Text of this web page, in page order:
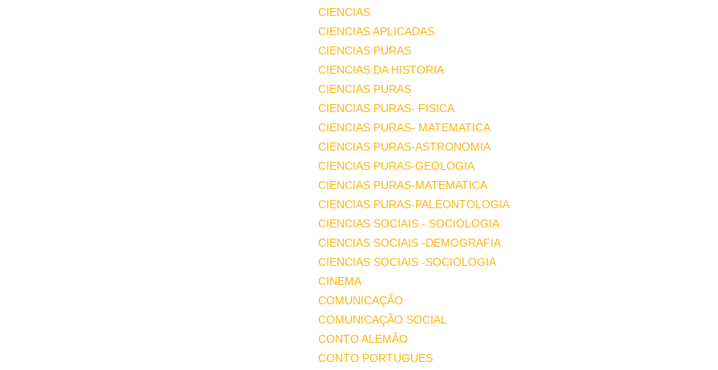
CIENCIAS
CIENCIAS APLICADAS
CIENCIAS PURAS
CIENCIAS DA HISTORIA
CIENCIAS PURAS
CIENCIAS PURAS- FISICA
CIENCIAS PURAS- MATEMATICA
CIENCIAS PURAS-ASTRONOMIA
CIENCIAS PURAS-GEOLOGIA
CIENCIAS PURAS-MATEMATICA
CIENCIAS PURAS-PALEONTOLOGIA
CIENCIAS SOCIAIS - SOCIOLOGIA
CIENCIAS SOCIAIS -DEMOGRAFIA
CIENCIAS SOCIAIS -SOCIOLOGIA
CINEMA
COMUNICAÇÃO
COMUNICAÇÃO SOCIAL
CONTO ALEMÃO
CONTO PORTUGUES